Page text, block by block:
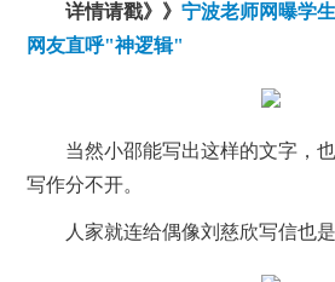
详情请戳》》宁波老师网曝学
网友直呼"神逻辑"
当然小邵能写出这样的文字，也
写作分不开。
人家就连给偶像刘慈欣写信也